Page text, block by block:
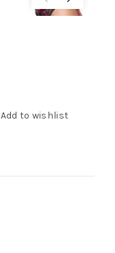
Add to wishlist